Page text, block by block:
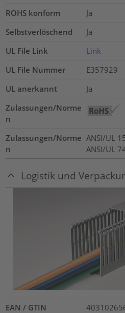
ROHS konform
Ja
Selbstverlöschend
Ja
UL File Link
Link
UL File Nummer
E357929
UL anerkannt
Ja
Zulassungen/Norme
n
Zulassungen/Norme
n
ANSI/UL
ANSI/UL
Logistik und
EAN / GTIN